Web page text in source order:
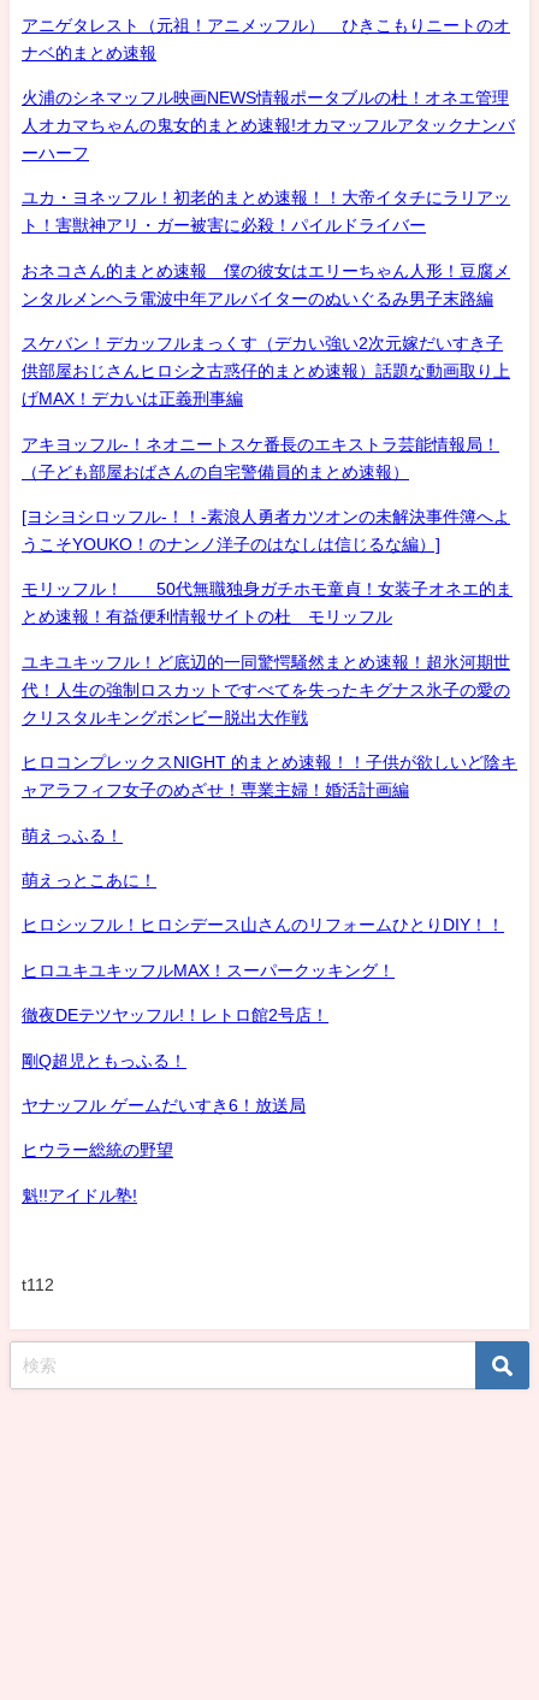
アニゲタレスト（元祖！アニメッフル） ひきこもりニートのオ
ナベ的まとめ速報
火浦のシネマッフル映画NEWS情報ポータブルの杜！オネエ管理
人オカマちゃんの鬼女的まとめ速報!オカマッフルアタックナンバ
ーハーフ
ユカ・ヨネッフル！初老的まとめ速報！！大帝イタチにラリアッ
ト！害獣神アリ・ガー被害に必殺！パイルドライバー
おネコさん的まとめ速報 僕の彼女はエリーちゃん人形！豆腐メ
ンタルメンヘラ電波中年アルバイターのぬいぐるみ男子末路編
スケバン！デカッフルまっくす（デカい強い2次元嫁だいすき子
供部屋おじさんヒロシ之古惑仔的まとめ速報）話題な動画取り上
げMAX！デカいは正義刑事編
アキヨッフル-！ネオニートスケ番長のエキストラ芸能情報局！
（子ども部屋おばさんの自宅警備員的まとめ速報）
[ヨシヨシロッフル-！！-素浪人勇者カツオンの未解決事件簿へよ
うこそYOUKO！のナンノ洋子のはなしは信じるな編）]
モリッフル！ 50代無職独身ガチホモ童貞！女装子オネエ的ま
とめ速報！有益便利情報サイトの杜 モリッフル
ユキユキッフル！ど底辺的一同驚愕騒然まとめ速報！超氷河期世
代！人生の強制ロスカットですべてを失ったキグナス氷子の愛の
クリスタルキングボンビー脱出大作戦
ヒロコンプレックスNIGHT 的まとめ速報！！子供が欲しいど陰キ
ャアラフィフ女子のめざせ！専業主婦！婚活計画編
萌えっふる！
萌えっとこあに！
ヒロシッフル！ヒロシデース山さんのリフォームひとりDIY！！
ヒロユキユキッフルMAX！スーパークッキング！
徹夜DEテツヤッフル!！レトロ館2号店！
剛Q超児ともっふる！
ヤナッフル ゲームだいすき6！放送局
ヒウラー総統の野望
魁!!アイドル塾!
t112